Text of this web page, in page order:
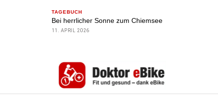
TAGEBUCH
Bei herrlicher Sonne zum Chiemsee
11. APRIL 2026